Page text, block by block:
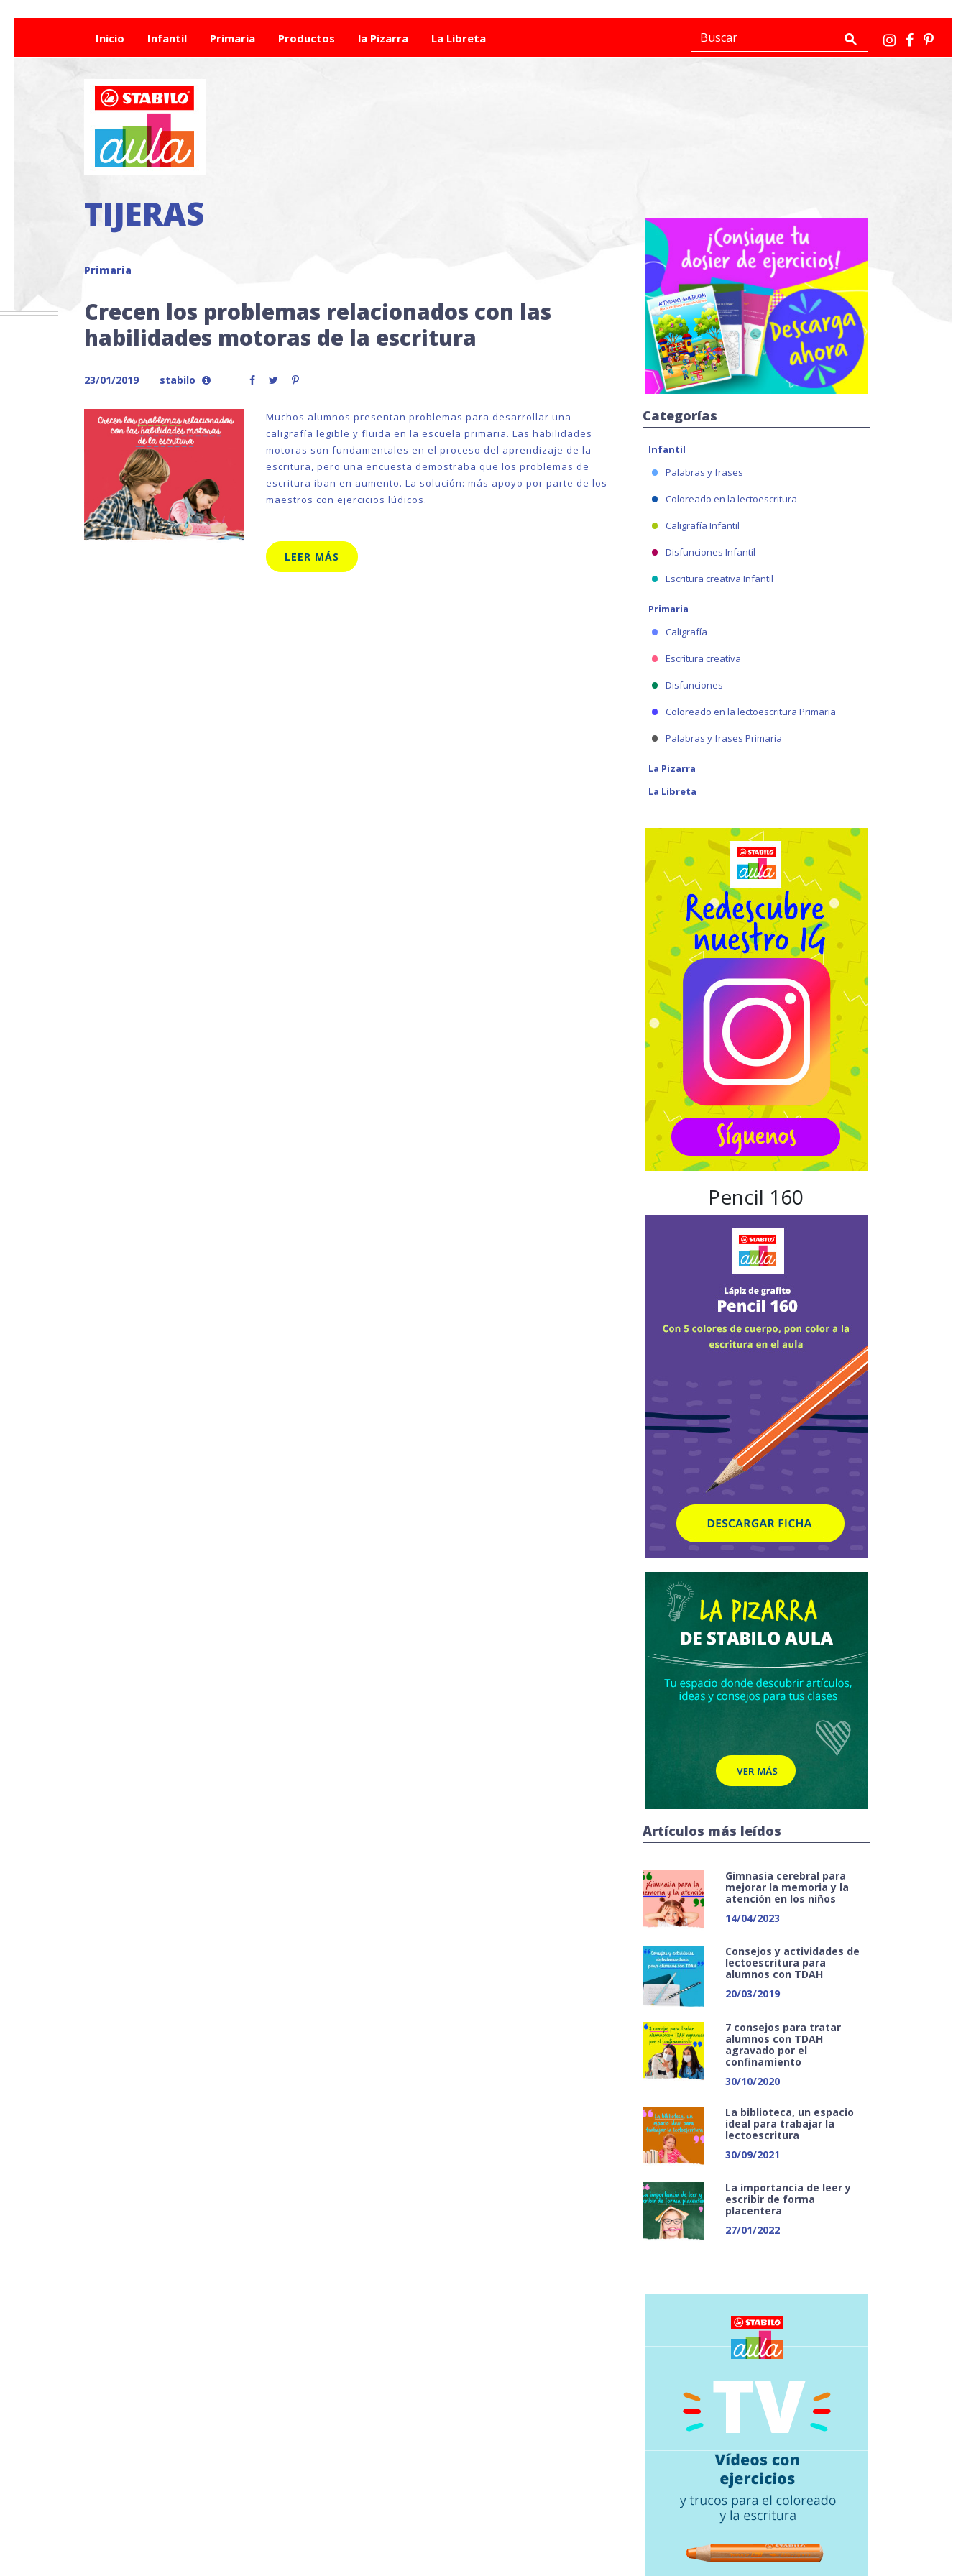
Inicio Infantil Primaria Productos la Pizarra La Libreta
TIJERAS
Primaria
Crecen los problemas relacionados con las
habilidades motoras de la escritura
23/01/2019 stabilo
Muchos alumnos presentan problemas para desarrollar una
caligrafía legible y fluida en la escuela primaria. Las habilidades
motoras son fundamentales en el proceso del aprendizaje de la
escritura, pero una encuesta demostraba que los problemas de
escritura iban en aumento. La solución: más apoyo por parte de los
maestros con ejercicios lúdicos.
LEER MÁS
Categorías
Infantil
Palabras y frases
Coloreado en la lectoescritura
Caligrafía Infantil
Disfunciones Infantil
Escritura creativa Infantil
Primaria
Caligrafía
Escritura creativa
Disfunciones
Coloreado en la lectoescritura Primaria
Palabras y frases Primaria
La Pizarra
La Libreta
Pencil 160
Artículos más leídos
Gimnasia cerebral para
mejorar la memoria y la
atención en los niños
14/04/2023
Consejos y actividades de
lectoescritura para
alumnos con TDAH
20/03/2019
7 consejos para tratar
alumnos con TDAH
agravado por el
confinamiento
30/10/2020
La biblioteca, un espacio
ideal para trabajar la
lectoescritura
30/09/2021
La importancia de leer y
escribir de forma
placentera
27/01/2022